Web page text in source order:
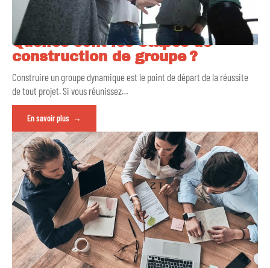
Quelles sont les étapes de
construction de groupe ?
Construire un groupe dynamique est le point de départ de la réussite
de tout projet. Si vous réunissez…
En savoir plus